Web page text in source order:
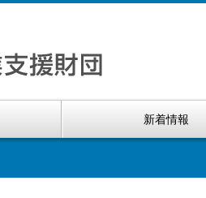
新着情報